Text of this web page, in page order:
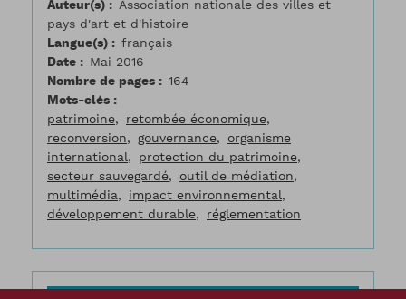
Auteur(s)
Association nationale des villes et
pays d'art et d'histoire
Langue(s)
français
Date
Mai 2016
Nombre de pages
164
Mots-clés
patrimoine
retombée économique
reconversion
gouvernance
organisme
international
protection du patrimoine
secteur sauvegardé
outil de médiation
multimédia
impact environnemental
développement durable
réglementation